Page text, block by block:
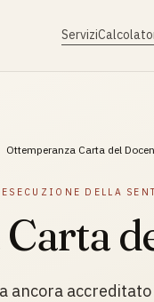
Servizi
Ottemperanza Carta del
ESECUZIONE DELLA
ancora